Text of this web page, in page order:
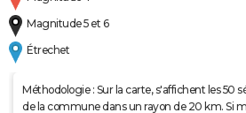
Magnitude 5 et 6
Étrechet
Méthodologie : Sur la carte, s'affichent les 50
de la commune dans un rayon de 20 km. Si